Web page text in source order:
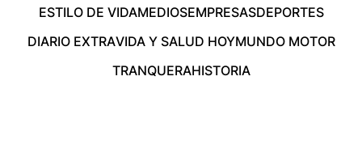
ESTILO DE VIDAMEDIOSEMPRESASDEPORTES
DIARIO EXTRAVIDA Y SALUD HOYMUNDO MOTOR
TRANQUERAHISTORIA